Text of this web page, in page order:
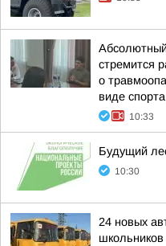
стремится
о
виде спорта
10:33
Будущий
10:30
24 новых
школьников